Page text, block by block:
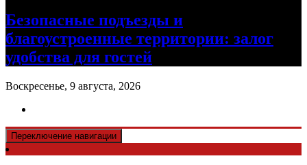
Безопасные подъезды и
благоустроенные территории: залог
удобства для гостей
Воскресенье, 9 августа, 2026
Переключение навигации